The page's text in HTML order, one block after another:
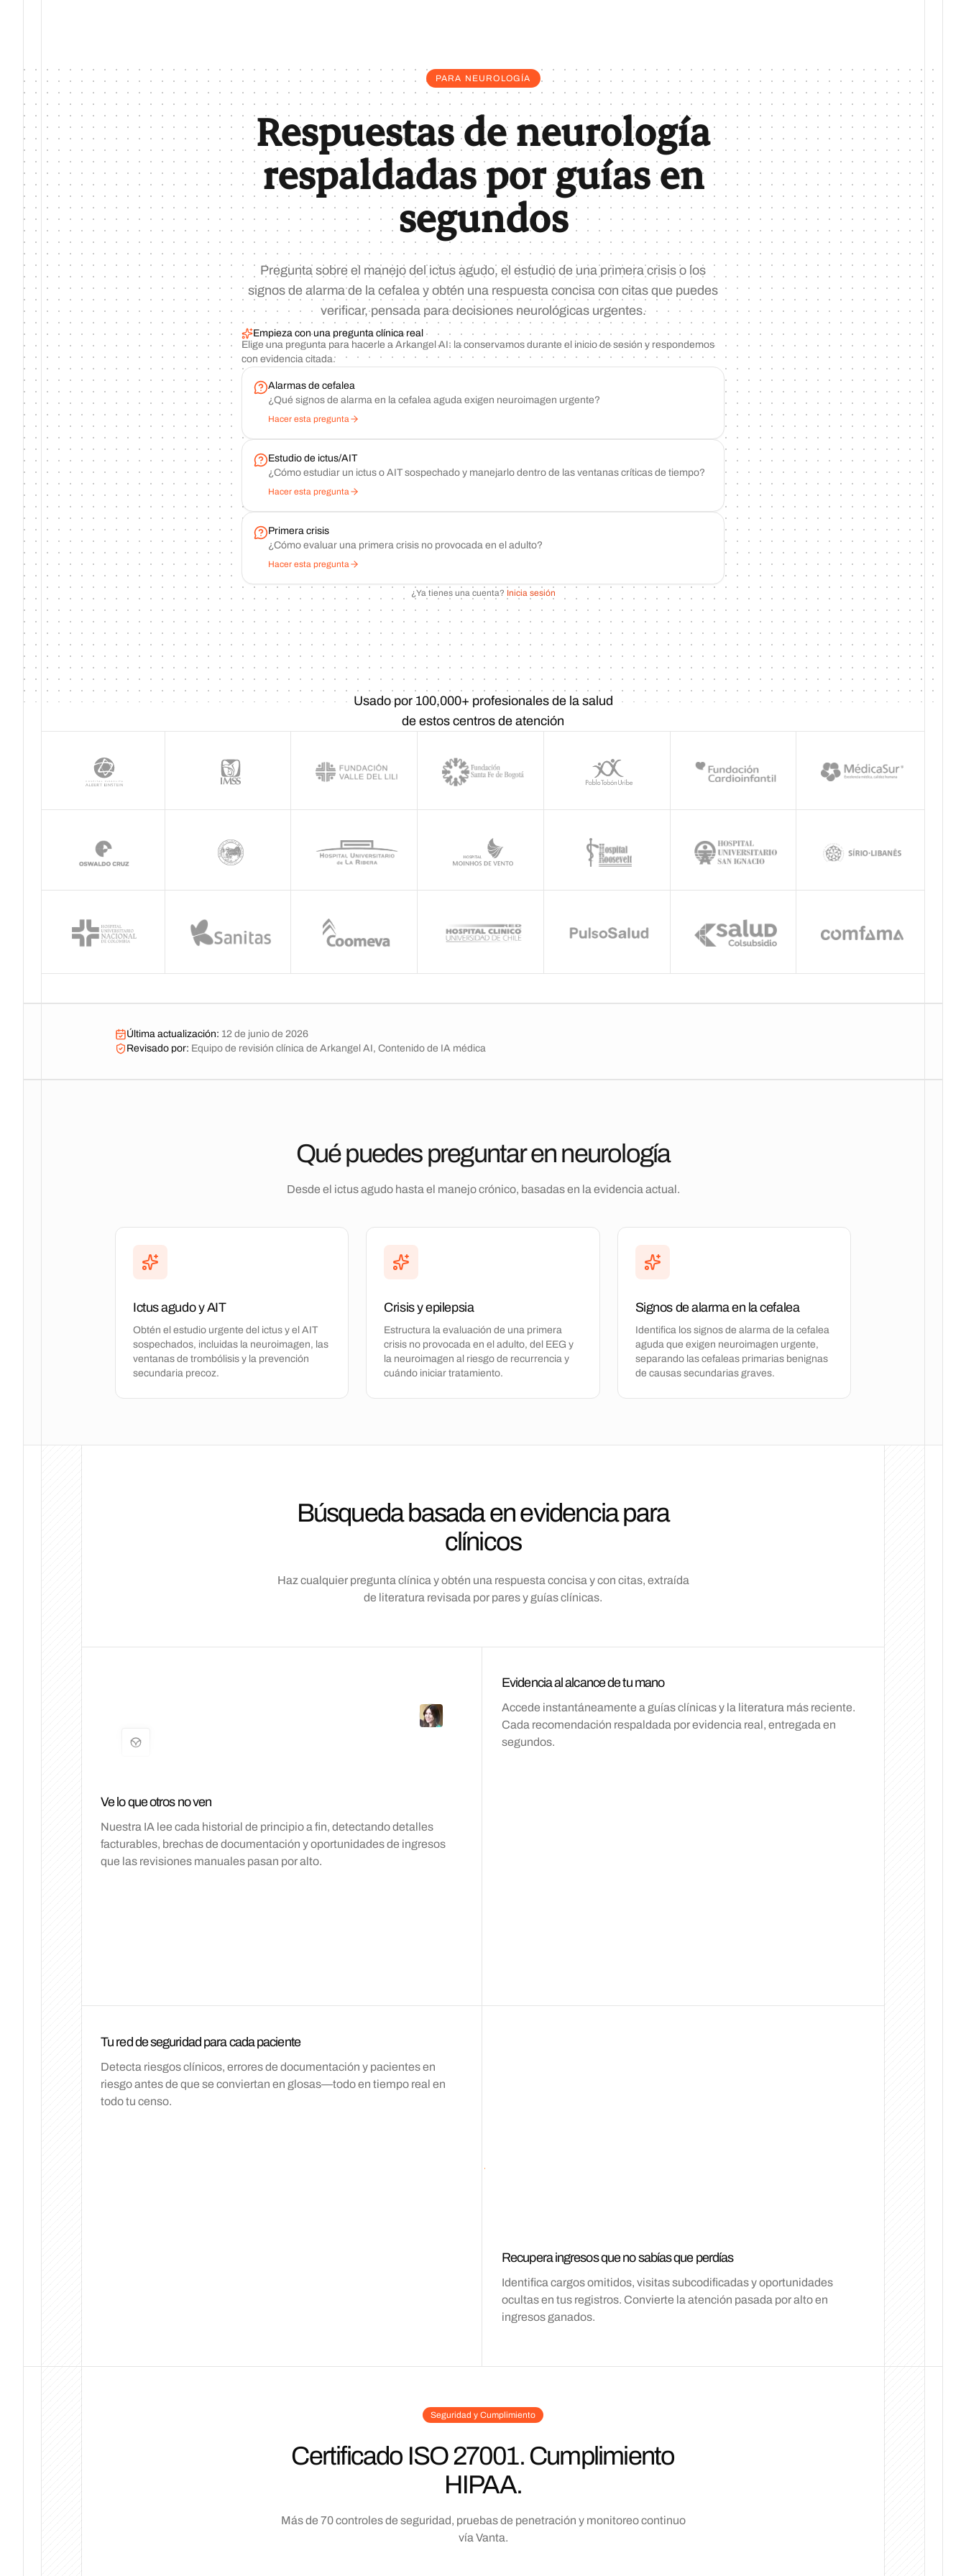
PARA NEUROLOGÍA
Respuestas de neurología
respaldadas por guías en
segundos
Pregunta sobre el manejo del ictus agudo, el estudio de una primera crisis o los
signos de alarma de la cefalea y obtén una respuesta concisa con citas que puedes
verificar, pensada para decisiones neurológicas urgentes.
Empieza con una pregunta clínica real
Elige una pregunta para hacerle a Arkangel AI: la conservamos durante el inicio de sesión y respondemos
con evidencia citada.
Alarmas de cefalea
¿Qué signos de alarma en la cefalea aguda exigen neuroimagen urgente?
Hacer esta pregunta
Estudio de ictus/AIT
¿Cómo estudiar un ictus o AIT sospechado y manejarlo dentro de las ventanas críticas de tiempo?
Hacer esta pregunta
Primera crisis
¿Cómo evaluar una primera crisis no provocada en el adulto?
Hacer esta pregunta
¿Ya tienes una cuenta? Inicia sesión
Usado por 100,000+ profesionales de la salud
de estos centros de atención
Última actualización: 12 de junio de 2026
Revisado por: Equipo de revisión clínica de Arkangel AI, Contenido de IA médica
Qué puedes preguntar en neurología
Desde el ictus agudo hasta el manejo crónico, basadas en la evidencia actual.
Ictus agudo y AIT
Obtén el estudio urgente del ictus y el AIT
sospechados, incluidas la neuroimagen, las
ventanas de trombólisis y la prevención
secundaria precoz.
Crisis y epilepsia
Estructura la evaluación de una primera
crisis no provocada en el adulto, del EEG y
la neuroimagen al riesgo de recurrencia y
cuándo iniciar tratamiento.
Signos de alarma en la cefalea
Identifica los signos de alarma de la cefalea
aguda que exigen neuroimagen urgente,
separando las cefaleas primarias benignas
de causas secundarias graves.
Búsqueda basada en evidencia para
clínicos
Haz cualquier pregunta clínica y obtén una respuesta concisa y con citas, extraída
de literatura revisada por pares y guías clínicas.
Ve lo que otros no ven
Nuestra IA lee cada historial de principio a fin, detectando detalles
facturables, brechas de documentación y oportunidades de ingresos
que las revisiones manuales pasan por alto.
Evidencia al alcance de tu mano
Accede instantáneamente a guías clínicas y la literatura más reciente.
Cada recomendación respaldada por evidencia real, entregada en
segundos.
Tu red de seguridad para cada paciente
Detecta riesgos clínicos, errores de documentación y pacientes en
riesgo antes de que se conviertan en glosas—todo en tiempo real en
todo tu censo.
Recupera ingresos que no sabías que perdías
Identifica cargos omitidos, visitas subcodificadas y oportunidades
ocultas en tus registros. Convierte la atención pasada por alto en
ingresos ganados.
Seguridad y Cumplimiento
Certificado ISO 27001. Cumplimiento
HIPAA.
Más de 70 controles de seguridad, pruebas de penetración y monitoreo continuo
vía Vanta.